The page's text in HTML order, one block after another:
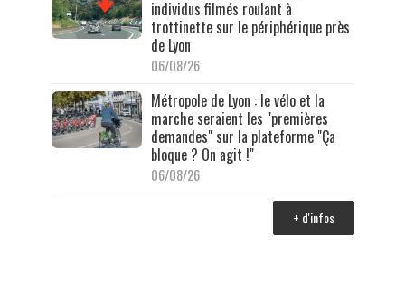
individus filmés roulant à
trottinette sur le périphérique près
de Lyon
06/08/26
Métropole de Lyon : le vélo et la
marche seraient les "premières
demandes" sur la plateforme "Ça
bloque ? On agit !"
06/08/26
+ d'infos